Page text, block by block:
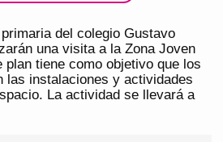
del colegio Gustavo
una visita a la Zona Joven
tiene como objetivo que los
las instalaciones y actividades
La actividad se llevará a